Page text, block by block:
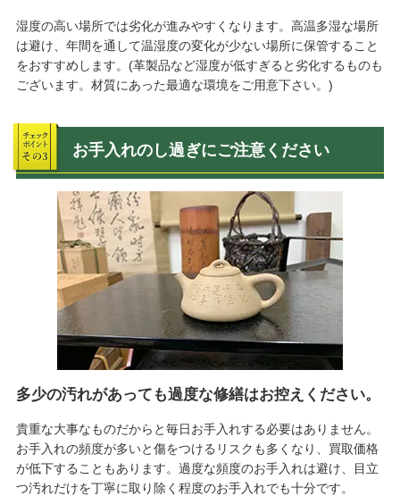
湿度の高い場所では劣化が進みやすくなります。高温多湿な場所
は避け、年間を通して温湿度の変化が少ない場所に保管すること
をおすすめします。(革製品など湿度が低すぎると劣化するものも
ございます。材質にあった最適な環境をご用意下さい。)
お手入れのし過ぎにご注意ください
多少の汚れがあっても過度な修繕はお控えください。
貴重な大事なものだからと毎日お手入れする必要はありません。
お手入れの頻度が多いと傷をつけるリスクも多くなり、買取価格
が低下することもあります。過度な頻度のお手入れは避け、目立
つ汚れだけを丁寧に取り除く程度のお手入れでも十分です。